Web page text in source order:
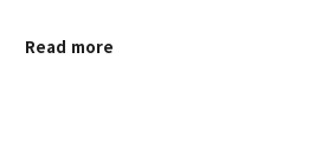
Read more